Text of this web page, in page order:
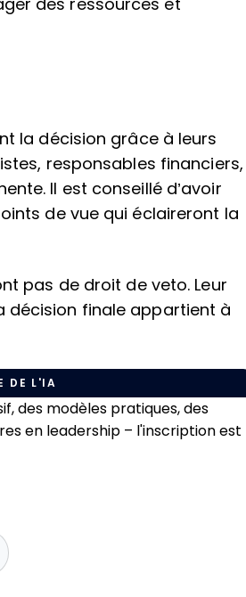
des ressources et
la décision grâce à leurs
responsables financiers,
Il est conseillé d’avoir
de vue qui éclaireront la
pas de droit de veto. Leur
décision finale appartient à
DE L'IA
des modèles pratiques, des
en leadership – l'inscription est